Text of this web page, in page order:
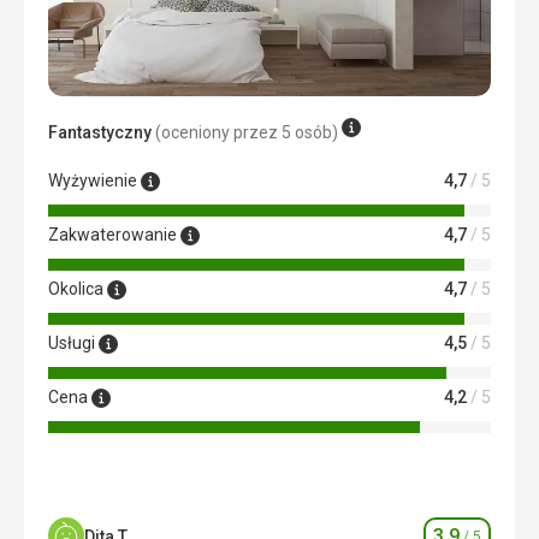
Fantastyczny(oceniony przez 5 osób)
Wyżywienie 4,7/ 5
Zakwaterowanie 4,7/ 5
Okolica 4,7/ 5
Usługi 4,5/ 5
Cena 4,2/ 5